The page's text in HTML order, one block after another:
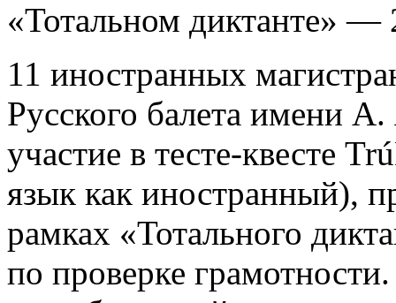
«Тотальном диктанте» —
11 иностранных
Русского балета имени
участие в тесте-квесте
язык как иностранный),
рамках «Тотального
по проверке